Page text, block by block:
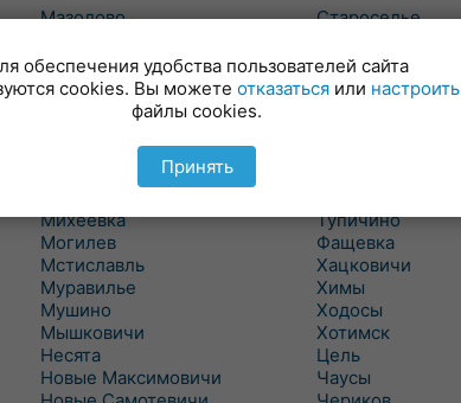
Мазолово
Макеевичи
Малые Словени
Межисетки
Михеевка
Могилев
Мстиславль
Муравилье
Мушино
Мышковичи
Несята
Новые Максимовичи
Староселье
Сухари
Татарка
Тупичино
Фащевка
Хацковичи
Химы
Ходосы
Хотимск
Цель
Чаусы
обеспечения удобства пользователей сайта
cookies. Вы можете отказаться или настроить
файлы cookies.
Принять